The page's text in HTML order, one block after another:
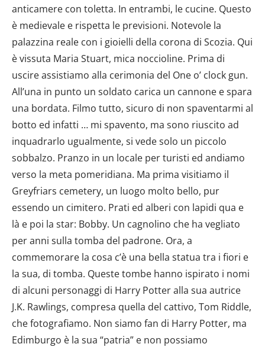
anticamere con toletta. In entrambi, le cucine. Questo
è medievale e rispetta le previsioni. Notevole la
palazzina reale con i gioielli della corona di Scozia. Qui
è vissuta Maria Stuart, mica noccioline. Prima di
uscire assistiamo alla cerimonia del One o’ clock gun.
All’una in punto un soldato carica un cannone e spara
una bordata. Filmo tutto, sicuro di non spaventarmi al
botto ed infatti … mi spavento, ma sono riuscito ad
inquadrarlo ugualmente, si vede solo un piccolo
sobbalzo. Pranzo in un locale per turisti ed andiamo
verso la meta pomeridiana. Ma prima visitiamo il
Greyfriars cemetery, un luogo molto bello, pur
essendo un cimitero. Prati ed alberi con lapidi qua e
là e poi la star: Bobby. Un cagnolino che ha vegliato
per anni sulla tomba del padrone. Ora, a
commemorare la cosa c’è una bella statua tra i fiori e
la sua, di tomba. Queste tombe hanno ispirato i nomi
di alcuni personaggi di Harry Potter alla sua autrice
J.K. Rawlings, compresa quella del cattivo, Tom Riddle,
che fotografiamo. Non siamo fan di Harry Potter, ma
Edimburgo è la sua “patria” e non possiamo